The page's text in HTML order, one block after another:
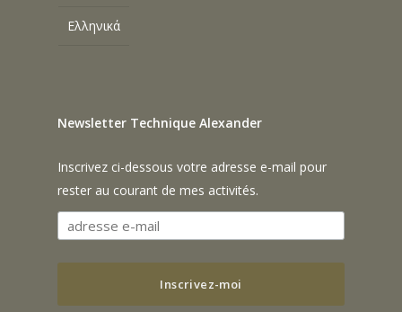
Ελληνικά
Newsletter Technique Alexander
Inscrivez ci-dessous votre adresse e-mail pour
rester au courant de mes activités.